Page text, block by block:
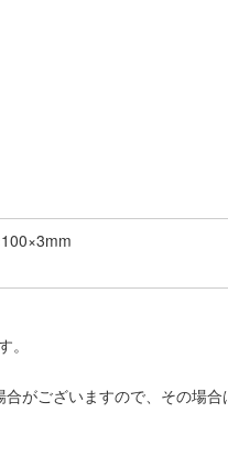
がございますので、その場合